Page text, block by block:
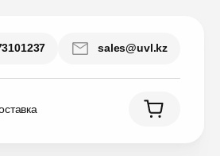
sales@uvl.kz